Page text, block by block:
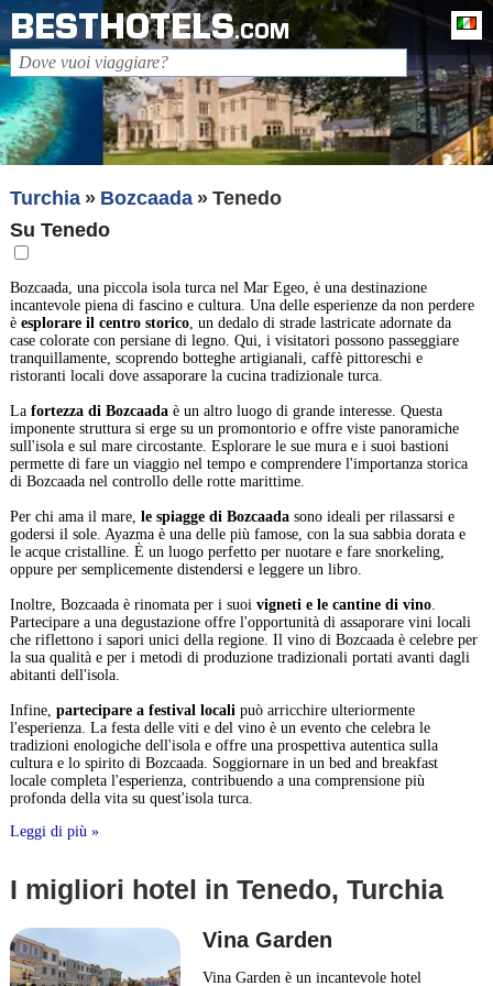
BESTHOTELS.COM
Turchia Bozcaada
Tenedo
Su Tenedo
Bozcaada, una piccola isola turca nel Mar Egeo, è una destinazione
incantevole piena di fascino e cultura. Una delle esperienze da non perdere
è esplorare il centro storico, un dedalo di strade lastricate adornate da
case colorate con persiane di legno. Qui, i visitatori possono passeggiare
tranquillamente, scoprendo botteghe artigianali, caffè pittoreschi e
ristoranti locali dove assaporare la cucina tradizionale turca.
La fortezza di Bozcaadaè un altro luogo di grande interesse. Questa
imponente struttura si erge su un promontorio e offre viste panoramiche
sull'isola e sul mare circostante. Esplorare le sue mura e i suoi bastioni
permette di fare un viaggio nel tempo e comprendere l'importanza storica
di Bozcaada nel controllo delle rotte marittime.
Per chi ama il mare, le spiagge di Bozcaadasono ideali per rilassarsi e
godersi il sole. Ayazma è una delle più famose, con la sua sabbia dorata e
le acque cristalline. È un luogo perfetto per nuotare e fare snorkeling,
oppure per semplicemente distendersi e leggere un libro.
Inoltre, Bozcaada è rinomata per i suoi vigneti e le cantine di vino.
Partecipare a una degustazione offre l'opportunità di assaporare vini locali
che riflettono i sapori unici della regione. Il vino di Bozcaada è celebre per
la sua qualità e per i metodi di produzione tradizionali portati avanti dagli
abitanti dell'isola.
Infine, partecipare a festival localipuò arricchire ulteriormente
l'esperienza. La festa delle viti e del vino è un evento che celebra le
tradizioni enologiche dell'isola e offre una prospettiva autentica sulla
cultura e lo spirito di Bozcaada. Soggiornare in un bed and breakfast
locale completa l'esperienza, contribuendo a una comprensione più
profonda della vita su quest'isola turca.
Leggi di più »
I migliori hotel in Tenedo, Turchia
Vina Garden
Vina Garden è un incantevole hotel